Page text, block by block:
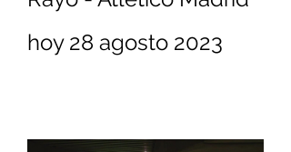
hoy 28 agosto 2023